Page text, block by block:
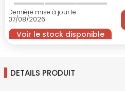
Dernière mise à jour le
07/08/2026
Voir le stock disponible
DETAILS PRODUIT